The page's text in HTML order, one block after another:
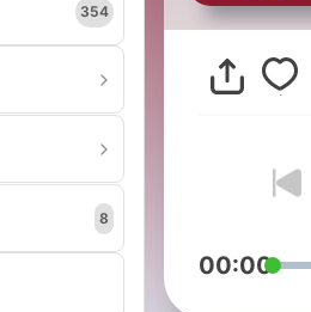
354
8
00:00